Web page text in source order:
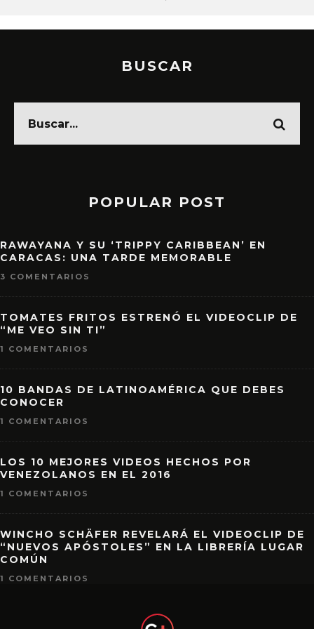
BUSCAR
POPULAR POST
RAWAYANA Y SU ‘TRIPPY CARIBBEAN’ EN
CARACAS: UNA TARDE MEMORABLE
3 COMENTARIOS
TOMATES FRITOS ESTRENÓ EL VIDEOCLIP DE
“ME VEO SIN TI”
1 COMENTARIOS
10 BANDAS DE LATINOAMÉRICA QUE DEBES
CONOCER
1 COMENTARIOS
LOS 10 MEJORES VIDEOS HECHOS POR
VENEZOLANOS EN EL 2016
1 COMENTARIOS
WINCHO SCHÄFER REVELARÁ EL VIDEOCLIP DE
“NUEVOS APÓSTOLES” EN LA LIBRERÍA LUGAR
COMÚN
1 COMENTARIOS